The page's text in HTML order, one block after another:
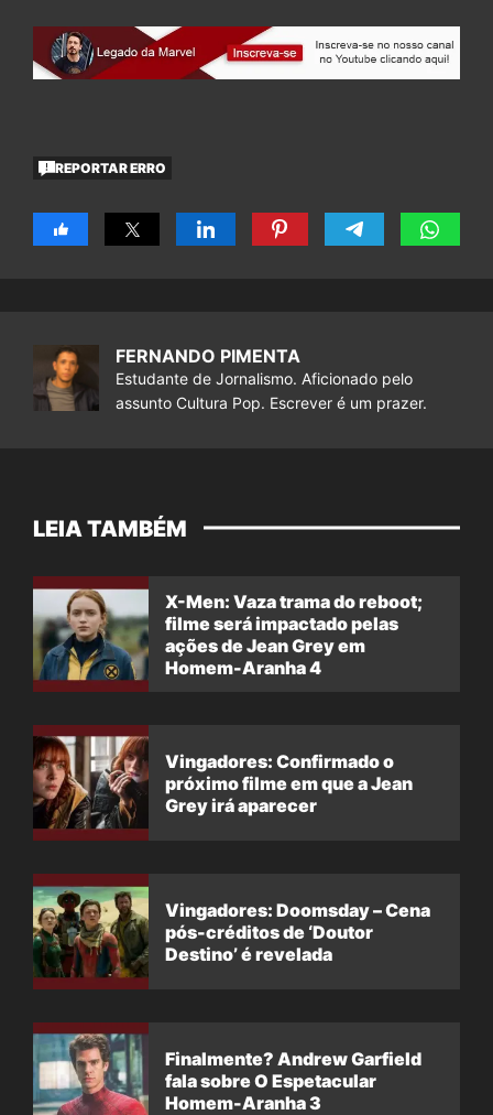
REPORTAR ERRO
FERNANDO PIMENTA
Estudante de Jornalismo. Aficionado pelo
assunto Cultura Pop. Escrever é um prazer.
LEIA TAMBÉM
X-Men: Vaza trama do reboot;
filme será impactado pelas
ações de Jean Grey em
Homem-Aranha 4
Vingadores: Confirmado o
próximo filme em que a Jean
Grey irá aparecer
Vingadores: Doomsday – Cena
pós-créditos de ‘Doutor
Destino’ é revelada
Finalmente? Andrew Garfield
fala sobre O Espetacular
Homem-Aranha 3